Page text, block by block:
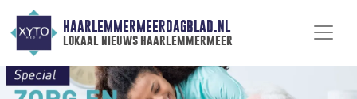
HAARLEMMERMEERDAGBLAD.NL
lokaal nieuws haarlemmermeer